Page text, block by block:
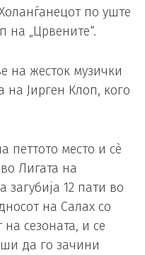
по уште
на „Црвените“.
на жесток музички
на Јирген Клоп, кого
петтото место и сè
Лигата на
12 пати во
на Салах со
сезоната, и се
да го зачини